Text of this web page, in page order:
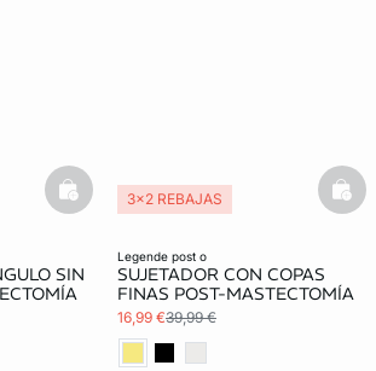
SIN
basketfull
legende post o
SUJETADOR CON COPAS
FINAS POST-MASTECTOMÍA
16,99 €39,99 €
3x2 REBAJAS